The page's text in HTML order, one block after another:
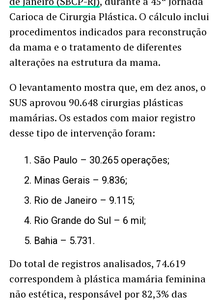
Carioca de Cirurgia Plástica. O cálculo inclui
procedimentos indicados para reconstrução
da mama e o tratamento de diferentes
alterações na estrutura da mama.
O levantamento mostra que, em dez anos, o
SUS aprovou 90.648 cirurgias plásticas
mamárias. Os estados com maior registro
desse tipo de intervenção foram:
São Paulo – 30.265 operações;
Minas Gerais – 9.836;
Rio de Janeiro – 9.115;
Rio Grande do Sul – 6 mil;
Bahia – 5.731.
Do total de registros analisados, 74.619
correspondem à plástica mamária feminina
não estética, responsável por 82,3% das